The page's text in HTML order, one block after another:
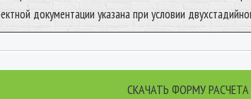
документации указана при условии
СКАЧАТЬ ФОРМУ